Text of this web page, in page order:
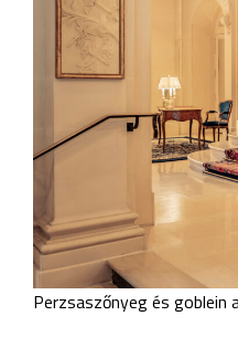
Perzsaszőnyeg és goblein